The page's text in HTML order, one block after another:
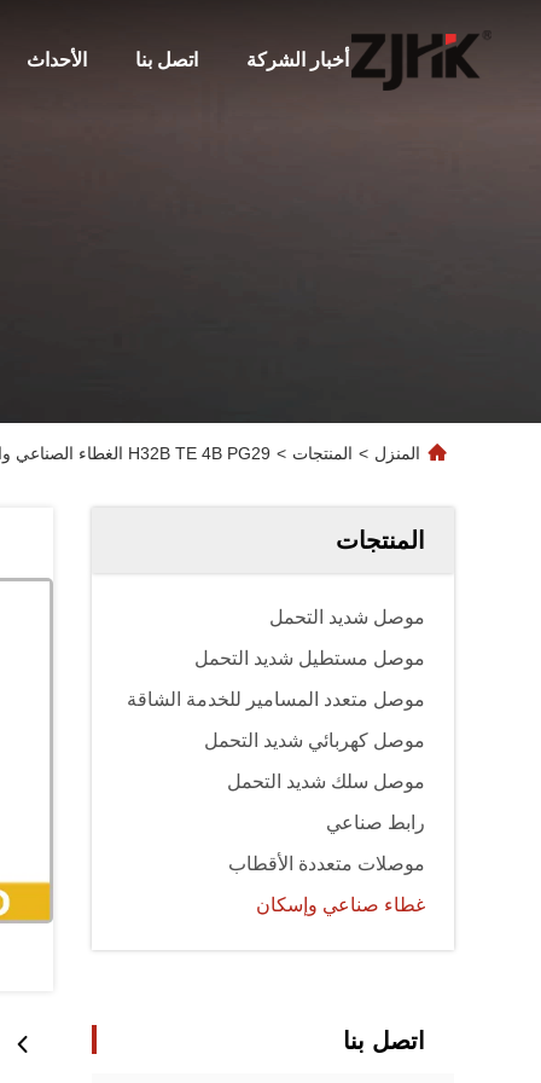
الأحداث اتصل بنا أخبار الشركة
المنزل > المنتجات > H32B TE 4B PG29 الغطاء الصناعي والإسكان للصلة المستطيلة الثقيلة المستقيمة
المنتجات
موصل شديد التحمل
موصل مستطيل شديد التحمل
موصل متعدد المسامير للخدمة الشاقة
موصل كهربائي شديد التحمل
موصل سلك شديد التحمل
رابط صناعي
موصلات متعددة الأقطاب
غطاء صناعي وإسكان
اتصل بنا